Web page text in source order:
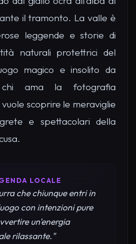
il tramonto. La valle è
leggende e storie di
naturali protettrici del
magico e insolito da
ama la fotografia
scoprire le meraviglie
e spettacolari della
LOCALE
che chiunque entri in
con intenzioni pure
un'energia
rilassante."